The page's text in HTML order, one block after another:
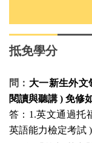
抵免學分
問： 大一新生外
閱讀與聽講 ) 免修
答：1.英文通過托
英語能力檢定考試